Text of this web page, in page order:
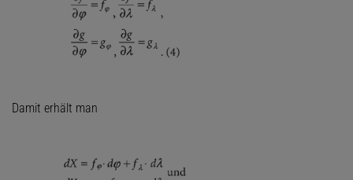
Damit erhält man